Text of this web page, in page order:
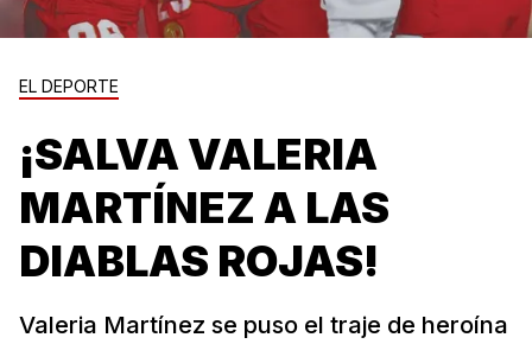
EL DEPORTE
¡SALVA VALERIA
MARTÍNEZ A LAS
DIABLAS ROJAS!
Valeria Martínez se puso el traje de heroína